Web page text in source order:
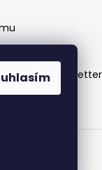
Otcovský